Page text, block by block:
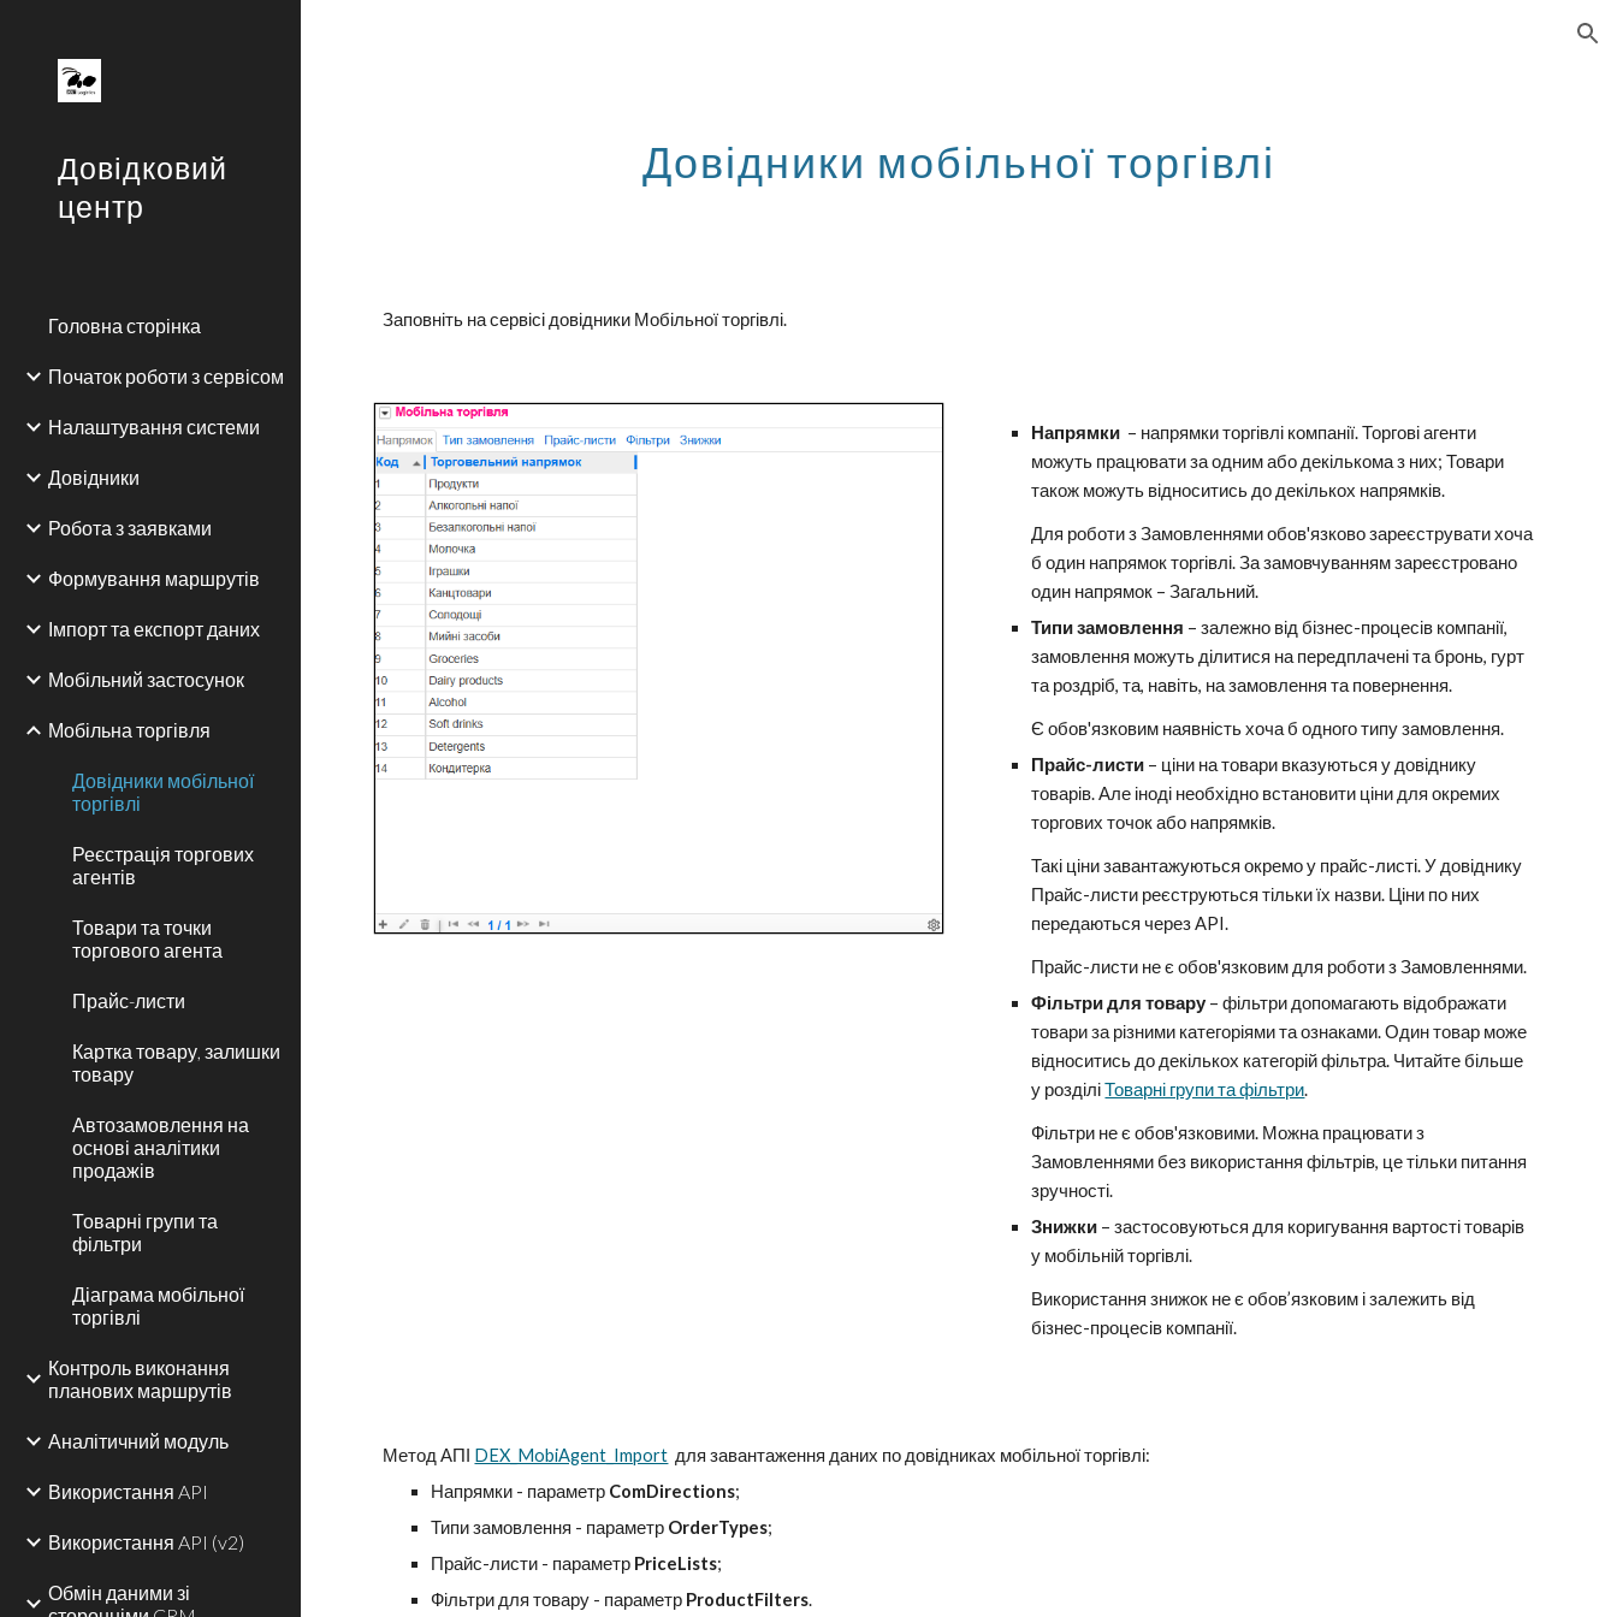
Довідковий
центр
Головна сторінка
Початок роботи з сервісом
Налаштування системи
Довідники
Робота з заявками
Формування маршрутів
Імпорт та експорт даних
Мобільний застосунок
Мобільна торгівля
Довідники мобільної
торгівлі
Реєстрація торгових
агентів
Товари та точки
торгового агента
Прайс-листи
Картка товару, залишки
товару
Автозамовлення на
основі аналітики
продажів
Товарні групи та
фільтри
Діаграма мобільної
торгівлі
Контроль виконання
планових маршрутів
Аналітичний модуль
Використання API
Використання API (v2)
Обмін даними зі
Довідники мобільної торгівлі
Заповніть на сервісі довідники Мобільної торгівлі.
Напрямки – напрямки торгівлі компанії. Торгові агенти
можуть працювати за одним або декількома з них; Товари
також можуть відноситись до декількох напрямків.
Для роботи з Замовленнями обов'язково зареєструвати хоча
б один напрямок торгівлі. За замовчуванням зареєстровано
один напрямок – Загальний.
Типи замовлення – залежно від бізнес-процесів компанії,
замовлення можуть ділитися на передплачені та бронь, гурт
та роздріб, та, навіть, на замовлення та повернення.
Є обов'язковим наявність хоча б одного типу замовлення.
Прайс-листи – ціни на товари вказуються у довіднику
товарів. Але іноді необхідно встановити ціни для окремих
торгових точок або напрямків.
Такі ціни завантажуються окремо у прайс-листі. У довіднику
Прайс-листи реєструються тільки їх назви. Ціни по них
передаються черезAPI.
Прайс-листи не є обов'язковим для роботи з Замовленнями.
Фільтри для товару – фільтри допомагають відображати
товари за різними категоріями та ознаками. Один товар може
відноситись до декількох категорій фільтра. Читайте більше
у розділіТоварні групи та фільтри.
Фільтри не є обов'язковими. Можна працювати з
Замовленнями без використання фільтрів, це тільки питання
зручності.
Знижки – застосовуються для коригування вартості товарів
у мобільній торгівлі.
Використання знижок не є обов’язковим і залежить від
бізнес-процесів компанії.
Метод АПІ DEX_MobiAgent_Import для завантаження даних по довідниках мобільної торгівлі:
Напрямки - параметр ComDirections;
Типи замовлення - параметр OrderTypes;
Прайс-листи - параметр PriceLists;
Фільтри для товару - параметр ProductFilters.